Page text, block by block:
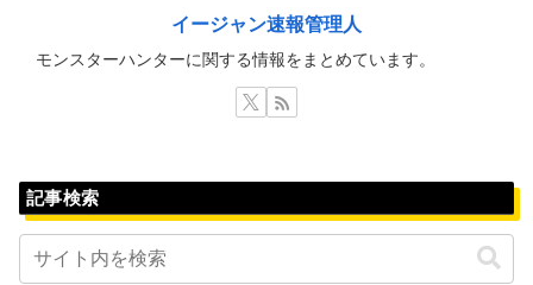
イージャン速報管理人
モンスターハンターに関する情報をまとめています。
記事検索